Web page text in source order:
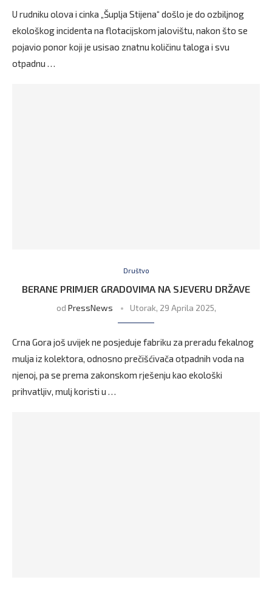
U rudniku olova i cinka „Šuplja Stijena“ došlo je do ozbiljnog
ekološkog incidenta na flotacijskom jalovištu, nakon što se
pojavio ponor koji je usisao znatnu količinu taloga i svu
otpadnu …
Društvo
BERANE PRIMJER GRADOVIMA NA SJEVERU DRŽAVE
od PressNews Utorak, 29 Aprila 2025,
Crna Gora još uvijek ne posjeduje fabriku za preradu fekalnog
mulja iz kolektora, odnosno prečišćivača otpadnih voda na
njenoj, pa se prema zakonskom rješenju kao ekološki
prihvatljiv, mulj koristi u …